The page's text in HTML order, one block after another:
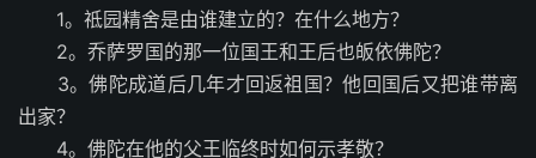
1。祗园精舍是由谁建立的？在什么地方？
2。乔萨罗国的那一位国王和王后也皈依佛陀？
3。佛陀成道后几年才回返祖国？他回国后又把谁带离
出家？
4。佛陀在他的父王临终时如何示孝敬？